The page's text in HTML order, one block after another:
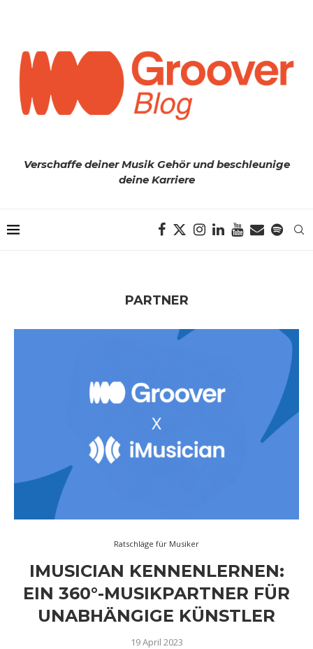
Verschaffe deiner Musik Gehör und beschleunige
deine Karriere
PARTNER
Ratschläge für Musiker
IMUSICIAN KENNENLERNEN:
EIN 360°-MUSIKPARTNER FÜR
UNABHÄNGIGE KÜNSTLER
19 April 2023